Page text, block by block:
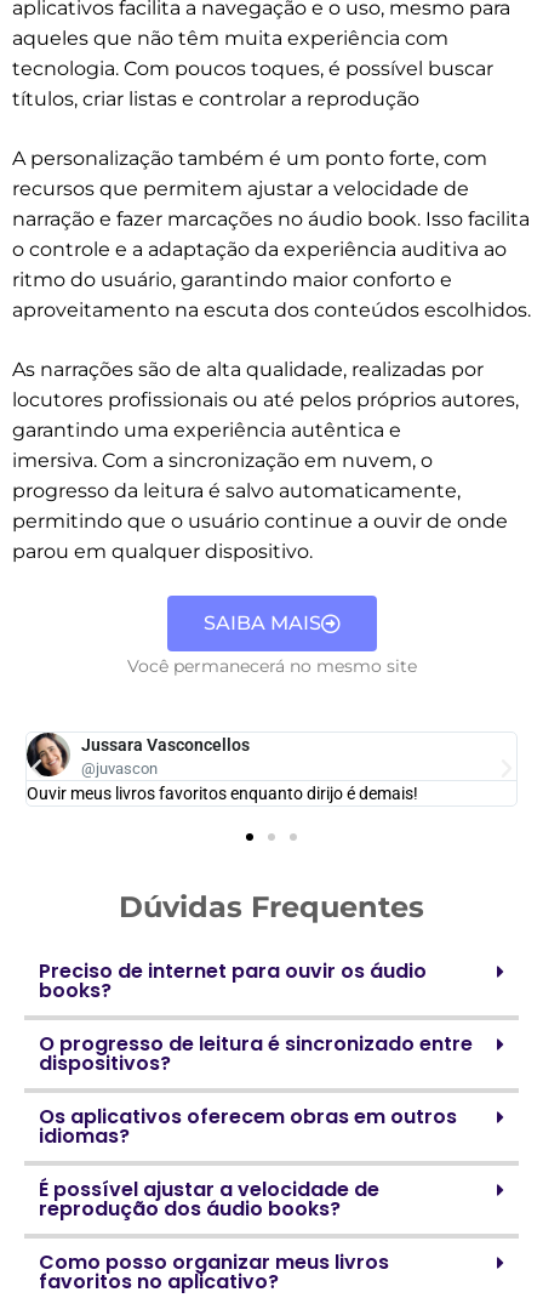
aplicativos facilita a navegação e o uso, mesmo para
aqueles que não têm muita experiência com
tecnologia. Com poucos toques, é possível buscar
títulos, criar listas e controlar a reprodução
A personalização também é um ponto forte, com
recursos que permitem ajustar a velocidade de
narração e fazer marcações no áudio book. Isso facilita
o controle e a adaptação da experiência auditiva ao
ritmo do usuário, garantindo maior conforto e
aproveitamento na escuta dos conteúdos escolhidos.
As narrações são de alta qualidade, realizadas por
locutores profissionais ou até pelos próprios autores,
garantindo uma experiência autêntica e
imersiva. Com a sincronização em nuvem, o
progresso da leitura é salvo automaticamente,
permitindo que o usuário continue a ouvir de onde
parou em qualquer dispositivo.
SAIBA MAIS
Você permanecerá no mesmo site
Jussara Vasconcellos
@juvascon
Ouvir meus livros favoritos enquanto dirijo é demais!
Dúvidas Frequentes
Preciso de internet para ouvir os áudio
books?
O progresso de leitura é sincronizado entre
dispositivos?
Os aplicativos oferecem obras em outros
idiomas?
É possível ajustar a velocidade de
reprodução dos áudio books?
Como posso organizar meus livros
favoritos no aplicativo?